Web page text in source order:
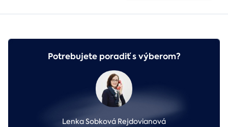
Potrebujete poradiť s výberom?
Lenka Sobková Rejdovianová